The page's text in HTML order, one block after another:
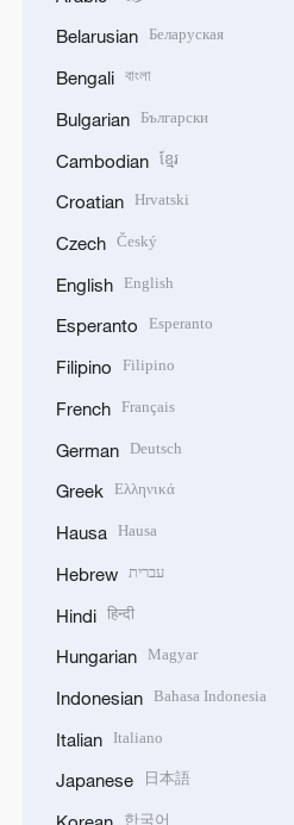
Belarusian Беларуская
Bengali বাংলা
Bulgarian Български
Cambodian ខ្មែរ
Croatian Hrvatski
Czech Český
English English
Esperanto Esperanto
Filipino Filipino
French Français
German Deutsch
Greek Ελληνικά
Hausa Hausa
Hebrew עברית
Hindi हिन्दी
Hungarian Magyar
Indonesian Bahasa Indonesia
Italian Italiano
Japanese 日本語
한국어